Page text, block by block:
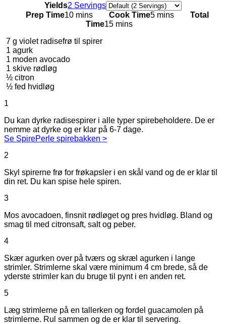
Yields2 ServingsServings
Prep Time10 mins Cook Time5 mins
Total
Time15 mins
7 g violet radisefrø til spirer
1 agurk
1 moden avocado
1 skive rødløg
½ citron
½ fed hvidløg
1
Du kan dyrke radisespirer i alle typer spirebeholdere. De er
nemme at dyrke og er klar på 6-7 dage.
Se SpirePerle spirebakken >
2
Skyl spirerne frø for frøkapsler i en skål vand og de er klar til
din ret. Du kan spise hele spiren.
3
Mos avocadoen, finsnit rødløget og pres hvidløg. Bland og
smag til med citronsaft, salt og peber.
4
Skær agurken over på tværs og skræl agurken i lange
strimler. Strimlerne skal være minimum 4 cm brede, så de
yderste strimler kan du bruge til pynt i en anden ret.
5
Læg strimlerne på en tallerken og fordel guacamolen på
strimlerne. Rul sammen og de er klar til servering.